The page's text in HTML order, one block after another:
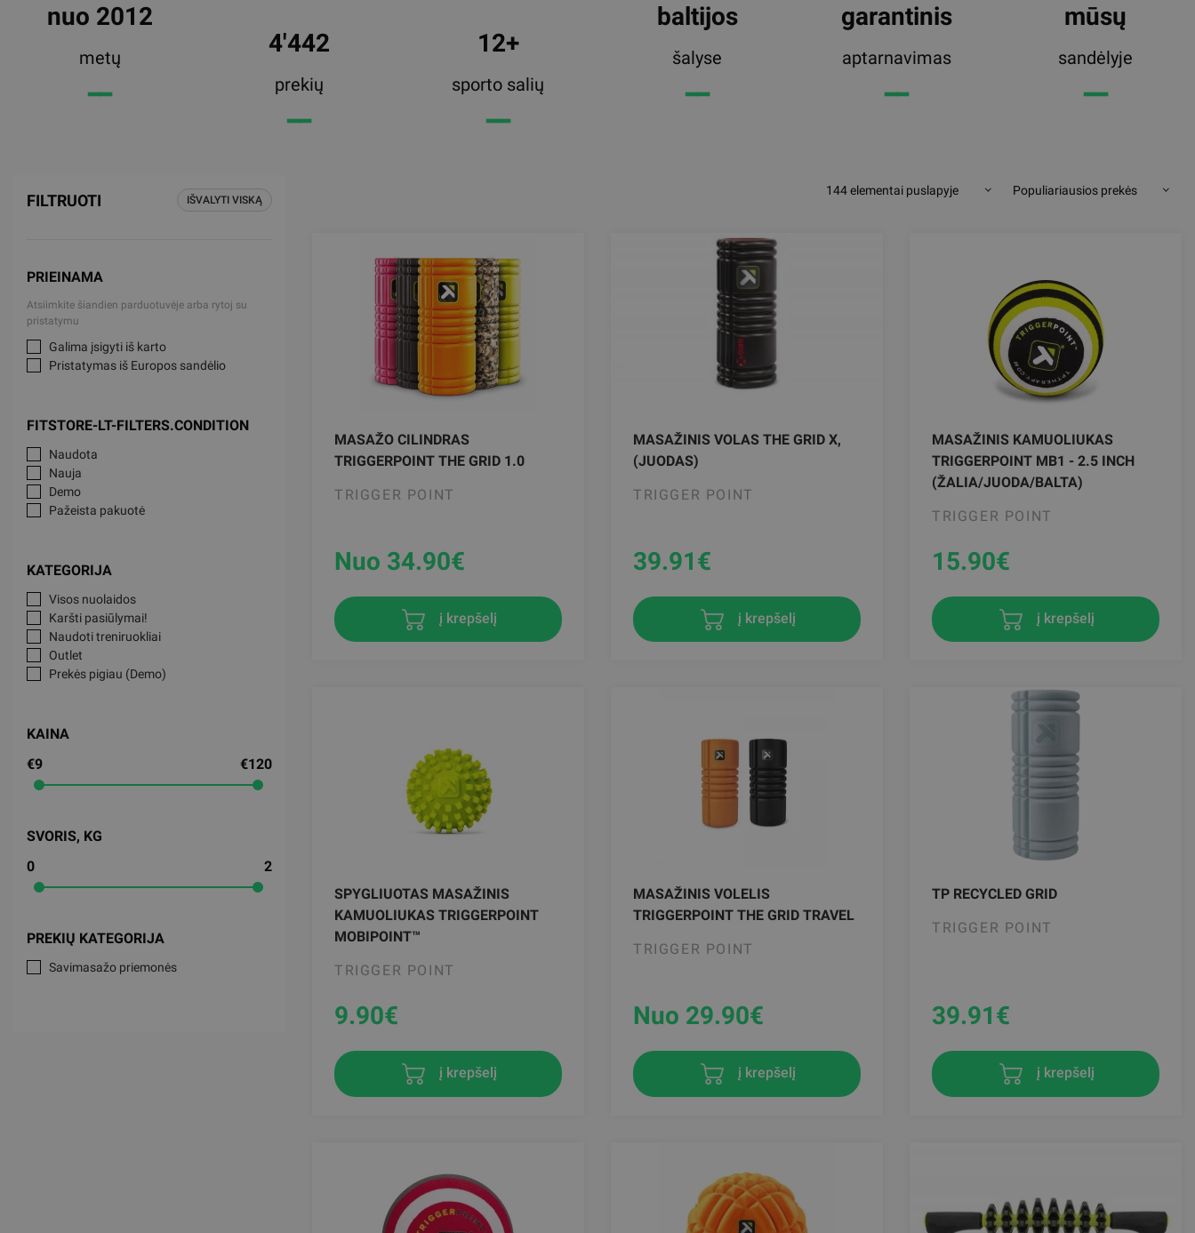
nuo 2012
metų
━━
4'442
prekių
━━
12+
sporto salių
━━
baltijos
šalyse
━━
garantinis
aptarnavimas
━━
mūsų
sandėlyje
━━
FILTRUOTI IŠVALYTI VISKĄ
PRIEINAMA
Atsiimkite šiandien parduotuvėje arba rytoj su
pristatymu
Galima įsigyti iš karto
Pristatymas iš Europos sandėlio
FITSTORE-LT-FILTERS.CONDITION
Naudota
Nauja
Demo
Pažeista pakuotė
KATEGORIJA
Visos nuolaidos
Karšti pasiūlymai!
Naudoti treniruokliai
Outlet
Prekės pigiau (Demo)
KAINA
€9
€120
SVORIS, KG
0
2
PREKIŲ KATEGORIJA
Savimasažo priemonės
144 elementai puslapyje Populiariausios prekės
MASAŽO CILINDRAS
TRIGGERPOINT THE GRID 1.0
TRIGGER POINT
Nuo 34.90€
į krepšelį
MASAŽINIS VOLAS THE GRID X,
(JUODAS)
TRIGGER POINT
39.91€
į krepšelį
MASAŽINIS KAMUOLIUKAS
TRIGGERPOINT MB1 - 2.5 INCH
(ŽALIA/JUODA/BALTA)
TRIGGER POINT
15.90€
į krepšelį
SPYGLIUOTAS MASAŽINIS
KAMUOLIUKAS TRIGGERPOINT
MOBIPOINT™
TRIGGER POINT
9.90€
į krepšelį
MASAŽINIS VOLELIS
TRIGGERPOINT THE GRID TRAVEL
TRIGGER POINT
Nuo 29.90€
į krepšelį
TP RECYCLED GRID
TRIGGER POINT
39.91€
į krepšelį